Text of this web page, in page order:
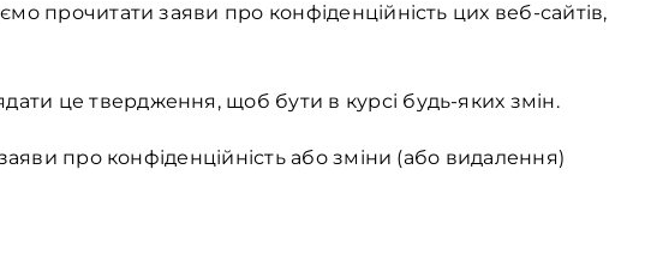
прочитати заяви про конфіденційність цих веб-сайтів,
це твердження, щоб бути в курсі будь-яких змін.
про конфіденційність або зміни (або видалення)